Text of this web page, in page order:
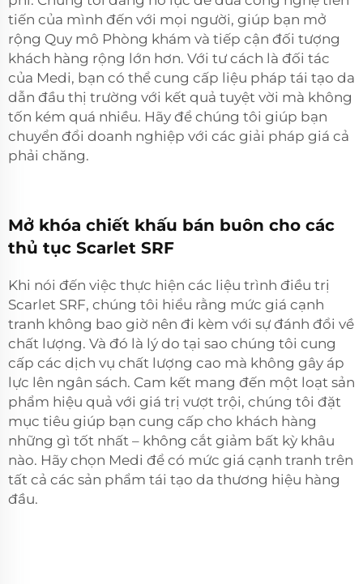
tiến của mình đến với mọi người, giúp bạn mở
rộng Quy mô Phòng khám và tiếp cận đối tượng
khách hàng rộng lớn hơn. Với tư cách là đối tác
của Medi, bạn có thể cung cấp liệu pháp tái tạo da
dẫn đầu thị trường với kết quả tuyệt vời mà không
tốn kém quá nhiều. Hãy để chúng tôi giúp bạn
chuyển đổi doanh nghiệp với các giải pháp giá cả
phải chăng.
Mở khóa chiết khấu bán buôn cho các
thủ tục Scarlet SRF
Khi nói đến việc thực hiện các liệu trình điều trị
Scarlet SRF, chúng tôi hiểu rằng mức giá cạnh
tranh không bao giờ nên đi kèm với sự đánh đổi về
chất lượng. Và đó là lý do tại sao chúng tôi cung
cấp các dịch vụ chất lượng cao mà không gây áp
lực lên ngân sách. Cam kết mang đến một loạt sản
phẩm hiệu quả với giá trị vượt trội, chúng tôi đặt
mục tiêu giúp bạn cung cấp cho khách hàng
những gì tốt nhất – không cắt giảm bất kỳ khâu
nào. Hãy chọn Medi để có mức giá cạnh tranh trên
tất cả các sản phẩm tái tạo da thương hiệu hàng
đầu.